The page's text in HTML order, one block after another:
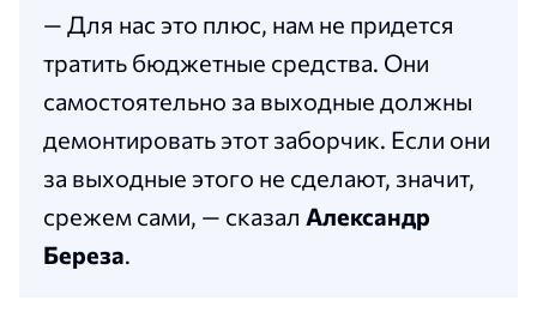
— Для нас это плюс, нам не придется
тратить бюджетные средства. Они
самостоятельно за выходные должны
демонтировать этот заборчик. Если они
за выходные этого не сделают, значит,
срежем сами, — сказал Александр
Береза.